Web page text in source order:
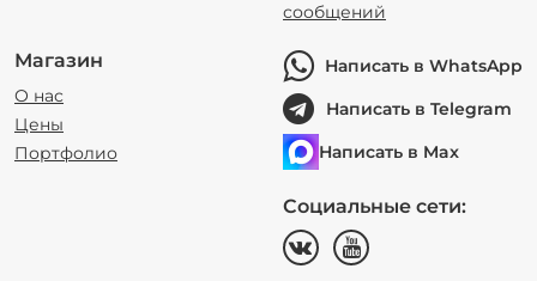
сообщений
Магазин
О нас
Цены
Портфолио
Написать в WhatsApp
Написать в Telegram
Написать в Max
Социальные сети: